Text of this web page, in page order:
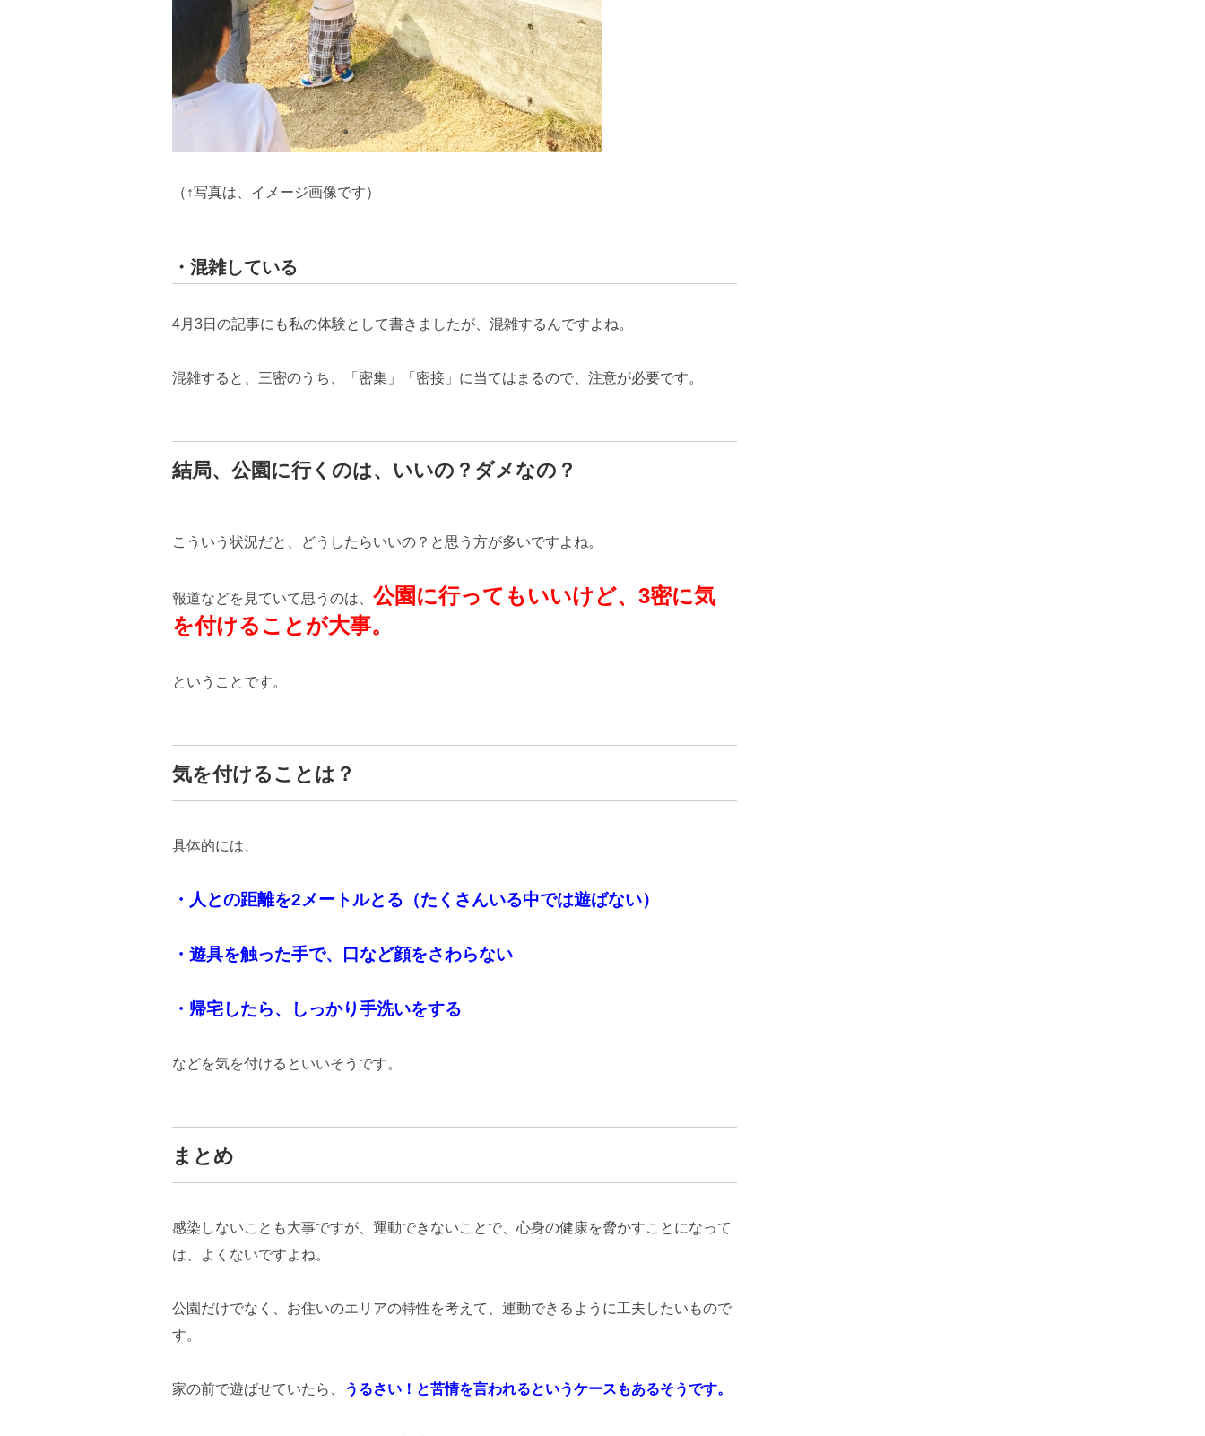
（↑写真は、イメージ画像です）
・混雑している
4月3日の記事にも私の体験として書きましたが、混雑するんですよね。
混雑すると、三密のうち、「密集」「密接」に当てはまるので、注意が必要です。
結局、公園に行くのは、いいの？ダメなの？
こういう状況だと、どうしたらいいの？と思う方が多いですよね。
報道などを見ていて思うのは、 公園に行ってもいいけど、3密に気
を付けることが大事。
ということです。
気を付けることは？
具体的には、
・人との距離を2メートルとる（たくさんいる中では遊ばない）
・遊具を触った手で、口など顔をさわらない
・帰宅したら、しっかり手洗いをする
などを気を付けるといいそうです。
まとめ
感染しないことも大事ですが、運動できないことで、心身の健康を脅かすことになって
は、よくないですよね。
公園だけでなく、お住いのエリアの特性を考えて、運動できるように工夫したいもので
す。
家の前で遊ばせていたら、 うるさい！と苦情を言われるというケースもあるそうです。